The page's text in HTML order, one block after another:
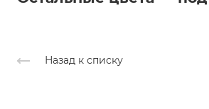
Назад к списку